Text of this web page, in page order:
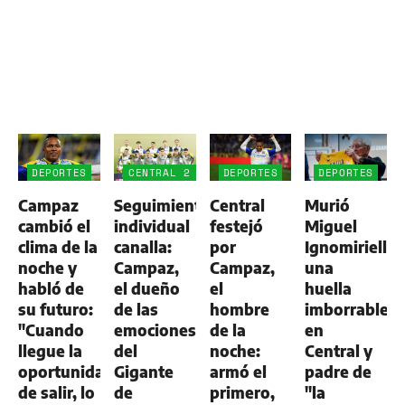
DEPORTES
Campaz
cambió el
clima de la
noche y
habló de
su futuro:
"Cuando
llegue la
oportunidad
de salir, lo
CENTRAL 2
ALDOSIVI
1
Seguimiento
individual
canalla:
Campaz,
el dueño
de las
emociones
del
Gigante
de
DEPORTES
Central
festejó
por
Campaz,
el
hombre
de la
noche:
armó el
primero,
DEPORTES
Murió
Miguel
Ignomiriello:
una
huella
imborrable
en
Central y
padre de
"la